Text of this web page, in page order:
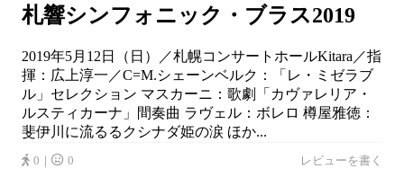
札響シンフォニック・ブラス2019
2019年5月12日（日）／札幌コンサートホールKitara／指
揮：広上淳一／C=M.シェーンベルク：「レ・ミゼラブ
ル」セレクション マスカーニ：歌劇「カヴァレリア・
ルスティカーナ」間奏曲 ラヴェル：ボレロ 樽屋雅徳：
斐伊川に流るるクシナダ姫の涙 ほか...
0｜ 0 レビューを書く